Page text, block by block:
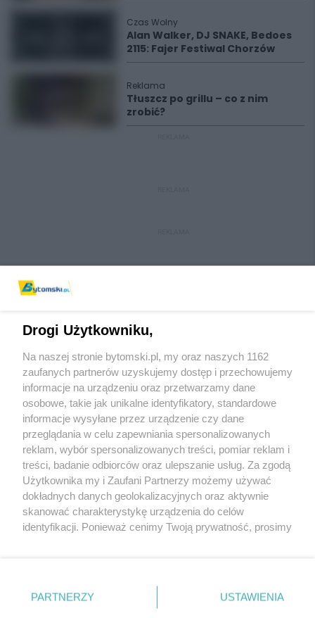
Czas Wolny
Alan Walker, DJ SNAKE, Bedoes
2115: Fajer Festiwal Chorzów
Reklama
Tłuszcz po grillu – co z nim
zrobić?
Wydawca mediów lokalnych
Nie zapomnij
zapoznać się z:
polityką prywatności regulamin korzystania z portali
Twojemiasto
Piekary Śląskie
Chorzów
Tarnowskie Góry
Gliwice
Skontaktuj sięz nami
Kontakt
Wydawca
Pogoda
Drogi Użytkowniku,
Na naszej stronie bytomski.pl, my oraz naszych 1162
zaufanych partnerów uzyskujemy dostęp i przechowujemy
informacje na urządzeniu oraz przetwarzamy dane
osobowe, takie jak unikalne identyfikatory, standardowe
informacje wysyłane przez urządzenie czy dane
przeglądania w celu zapewniania spersonalizowanych
reklam, wybór spersonalizowanych treści, pomiar reklam i
treści, badanie odbiorców oraz ulepszanie usług. Za zgodą
Użytkownika my i Zaufani Partnerzy możemy używać
dokładnych danych geolokalizacyjnych oraz aktywnie
skanować charakterystykę urządzenia do celów
identyfikacji. Ponieważ cenimy Twoją prywatność, prosimy
prywatności znajdujący się w lewym dolnym rogu strony
. Niektóre rodzaje przetwarzania danych nie wymagają
PARTNERZY USTAWIENIA